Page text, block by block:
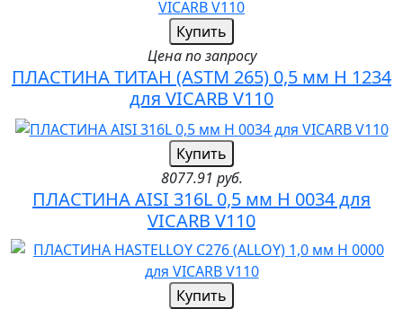
Купить
Цена по запросу
ПЛАСТИНА ТИТАН (ASTM 265) 0,5 мм H 1234
для VICARB V110
Купить
8077.91 руб.
ПЛАСТИНА AISI 316L 0,5 мм H 0034 для
VICARB V110
Купить